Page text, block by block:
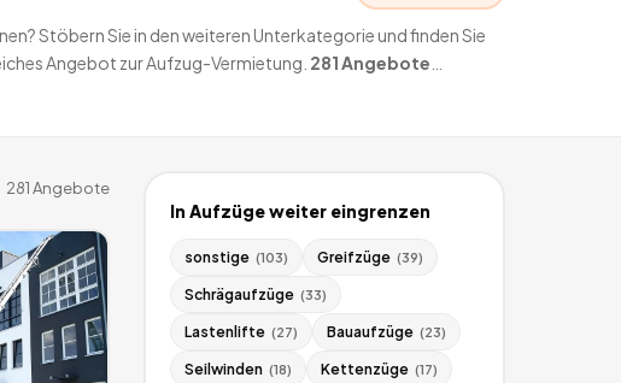
Stöbern Sie in den weiteren Unterkategorie und finden Sie
Angebot zur Aufzug-Vermietung. 281Angebote
281Angebote
In Aufzügeweiter eingrenzen
sonstige (103) Greifzüge (39)
Schrägaufzüge (33)
Lastenlifte (27) Bauaufzüge (23)
Seilwinden (18) Kettenzüge (17)